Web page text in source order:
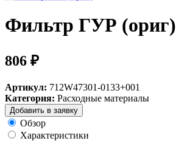
Фильтр ГУР (ориг)
806 ₽
Артикул: 712W47301-0133+001
Категория: Расходные материалы
Добавить в заявку
Обзор
Характеристики